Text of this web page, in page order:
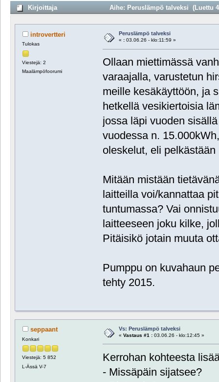
Kirjoittaja Aihe: Peruslämpö talveksi (Luettu
introvertteri
Tulokas
Viestejä: 2
Maalämpöfoorumi
Peruslämpö talveksi
« :03.06.26 - klo:11:59 »
Ollaan miettimässä
varaajalla, varustetun
meille kesäkäyttöön, ja
hetkellä vesikiertoisia
jossa läpi vuoden
vuodessa n.
oleskelut, eli
Mitään mistään
laitteilla voi/kannattaa
tuntumassa? Vai
laitteeseen joku kilke,
Pitäisikö jotain muuta
Pumppu on kuvahaun
tehty 2015.
seppaant
Konkari
Viestejä: 5 852
L-Ässä V-7
Vs: Peruslämpö talveksi
« Vastaus #1 :03.06.26 - klo:12:45 »
Kerrohan kohteesta
- Missäpäin sijatsee?